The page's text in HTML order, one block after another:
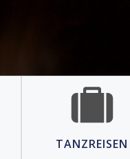
TANZREISEN